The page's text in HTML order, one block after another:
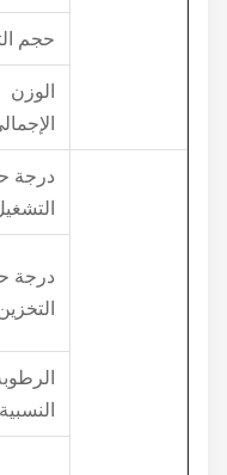
حجم التعبئة
الوزن
الإجمالي
درجة حرارة
التشغيل
درجة حرارة
التخزين
الرطوبة
النسبية